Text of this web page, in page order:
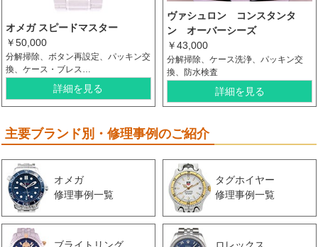
オメガ スピードマスター
￥50,000
分解掃除、ボタン再設定、パッキン交
換、ケース・ブレス…
詳細を見る
ヴァシュロン コンスタンタ
ン オーバーシーズ
￥43,000
分解掃除、ケース洗浄、パッキン交
換、防水検査
詳細を見る
主要ブランド別・修理事例のご紹介
オメガ
修理事例一覧
タグホイヤー
修理事例一覧
ブライトリング
ロレックス